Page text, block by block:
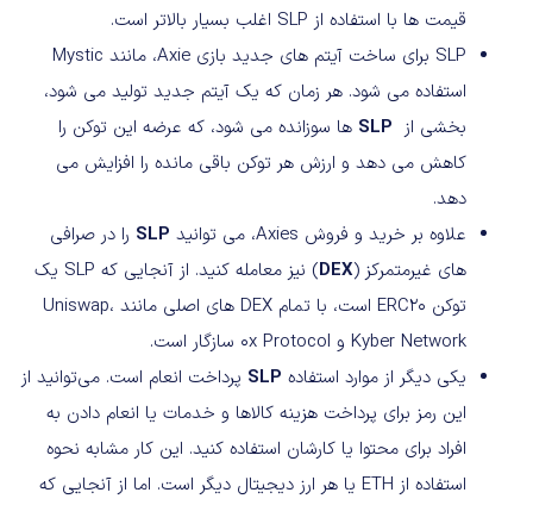
قیمت ها با استفاده از SLP اغلب بسیار بالاتر است.
SLP برای ساخت آیتم های جدید بازی Axie، مانند Mystic
استفاده می شود. هر زمان که یک آیتم جدید تولید می شود،
بخشی از SLP ها سوزانده می شود، که عرضه این توکن را
کاهش می دهد و ارزش هر توکن باقی مانده را افزایش می
دهد.
علاوه بر خرید و فروش Axies، می توانید
SLP را در صرافی
های غیرمتمرکز (DEX
) نیز معامله کنید. از آنجایی که SLP یک
توکن ERC20 است، با تمام DEX های اصلی مانند Uniswap،
Kyber Network و 0x Protocol سازگار است.
یکی دیگر از موارد استفاده SLP پرداخت انعام است. می‌توانید از
این رمز برای پرداخت هزینه کالاها و خدمات یا انعام دادن به
افراد برای محتوا یا کارشان استفاده کنید. این کار مشابه نحوه
استفاده از ETH یا هر ارز دیجیتال دیگر است. اما از آنجایی که